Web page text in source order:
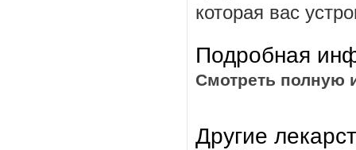
которая вас
Подробная
Смотреть полную
Другие